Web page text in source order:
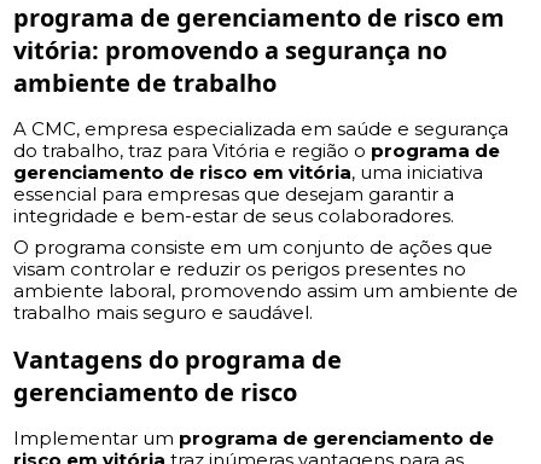
programa de gerenciamento de risco em
vitória: promovendo a segurança no
ambiente de trabalho
A CMC, empresa especializada em saúde e segurança
do trabalho, traz para Vitória e região o programa de
gerenciamento de risco em vitória, uma iniciativa
essencial para empresas que desejam garantir a
integridade e bem-estar de seus colaboradores.
O programa consiste em um conjunto de ações que
visam controlar e reduzir os perigos presentes no
ambiente laboral, promovendo assim um ambiente de
trabalho mais seguro e saudável.
Vantagens do programa de
gerenciamento de risco
Implementar um programa de gerenciamento de